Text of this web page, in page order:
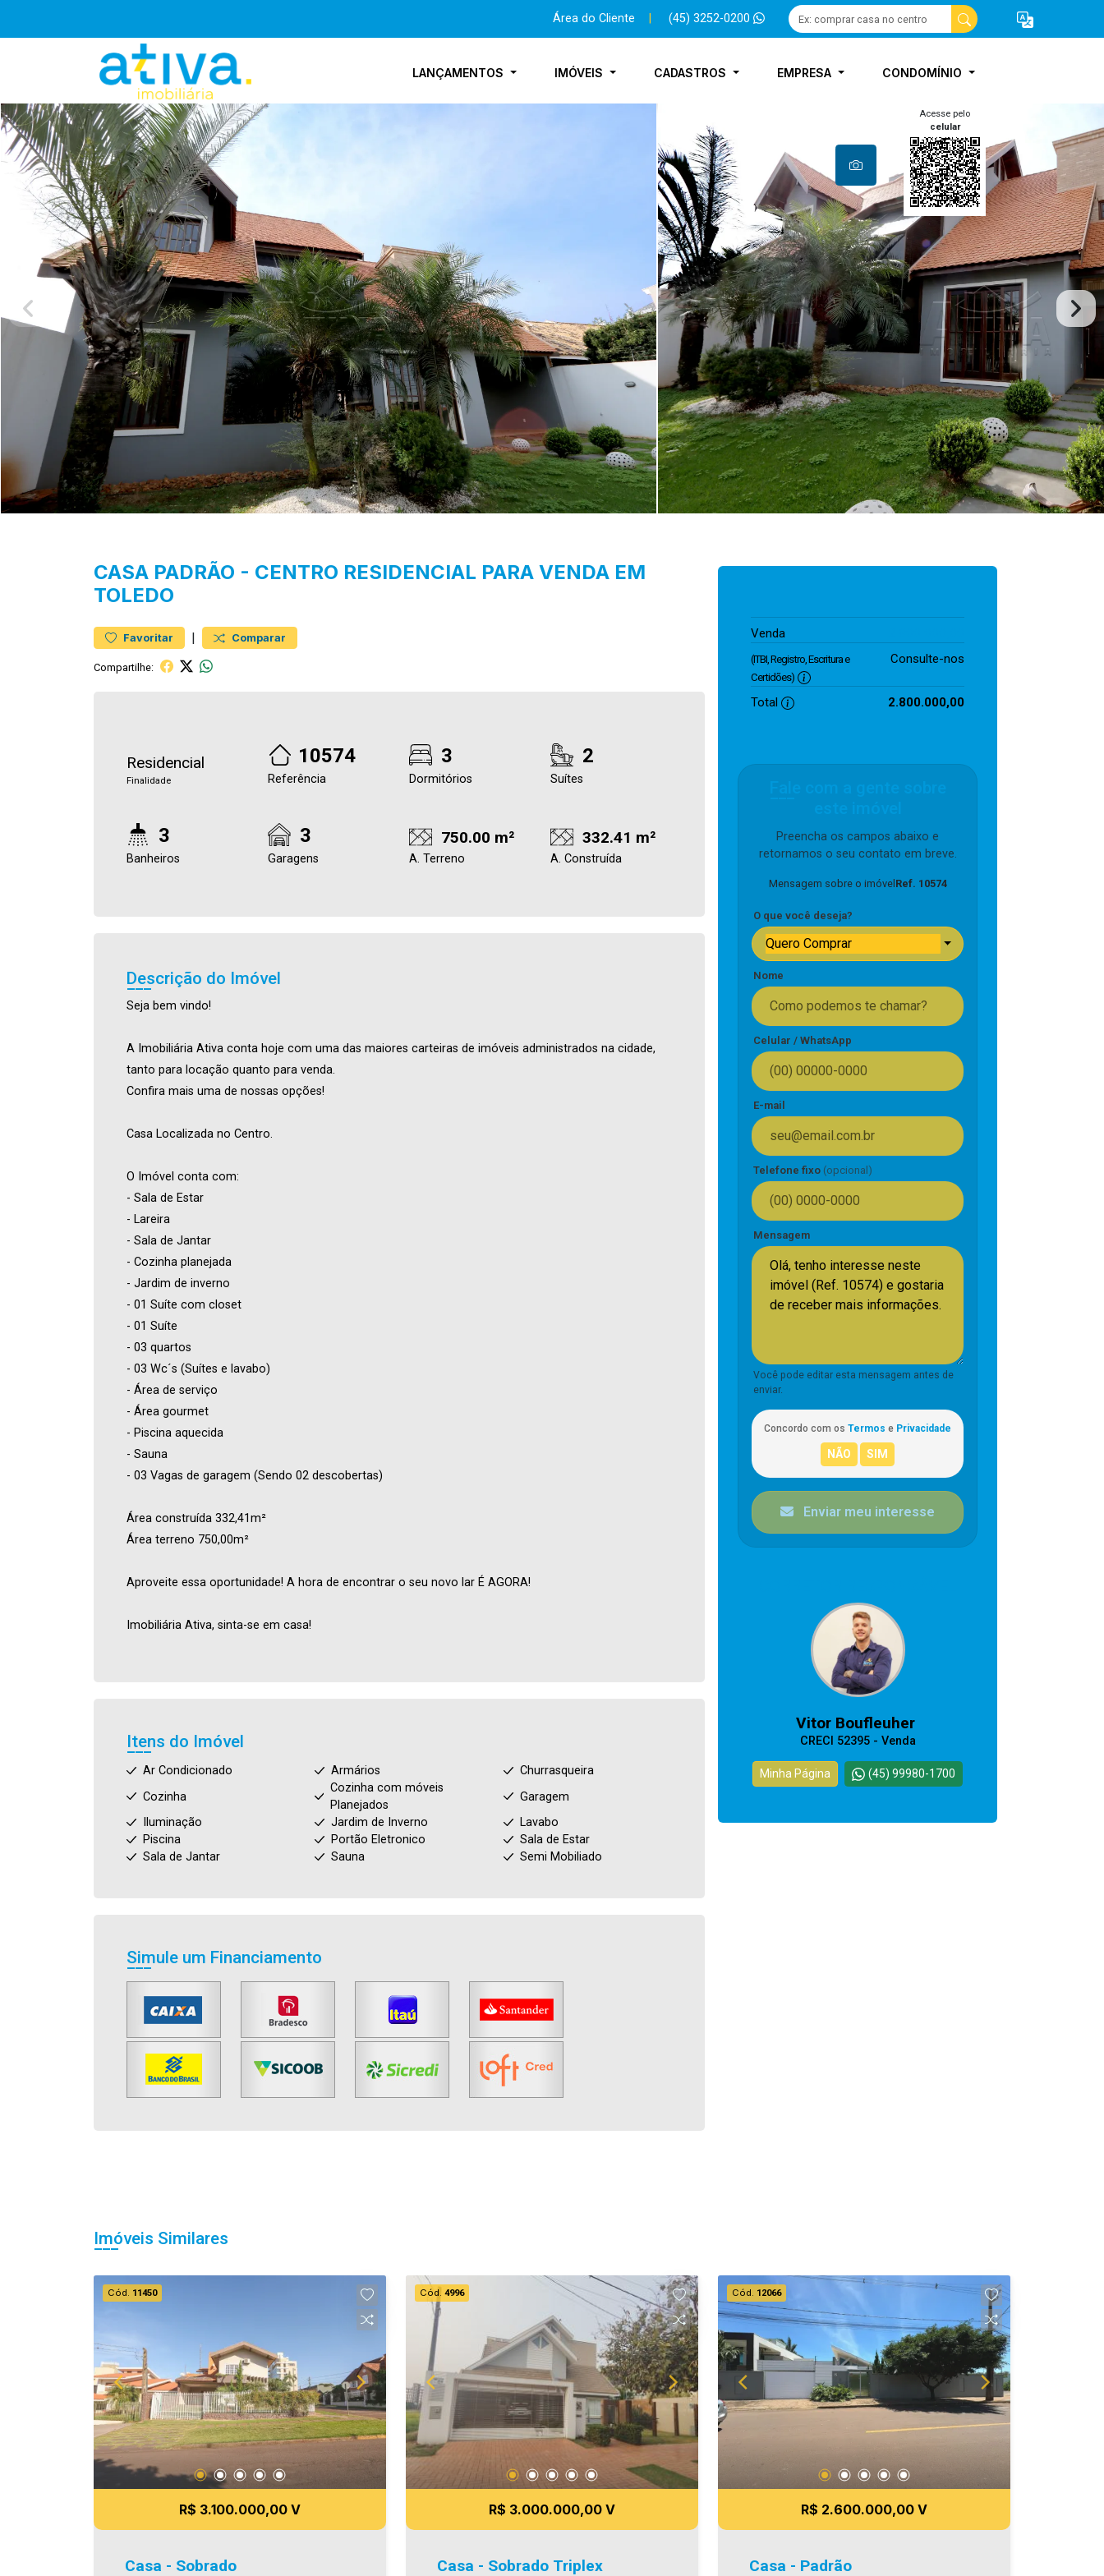
Área do Cliente (45) 3252-0200
LANÇAMENTOS IMÓVEIS CADASTROS EMPRESA CONDOMÍNIO
Acesse pelo
celular
CASA PADRÃO - CENTRO RESIDENCIAL PARA VENDA EM
TOLEDO
Favoritar | Comparar
Compartilhe:
Residencial
Finalidade
10574
Referência
3
Dormitórios
2
Suítes
3
Banheiros
3
Garagens
750.00 m²
A. Terreno
332.41 m²
A. Construída
Descrição do Imóvel
Seja bem vindo!
A Imobiliária Ativa conta hoje com uma das maiores carteiras de imóveis administrados na cidade,
tanto para locação quanto para venda.
Confira mais uma de nossas opções!
Casa Localizada no Centro.
O Imóvel conta com:
- Sala de Estar
- Lareira
- Sala de Jantar
- Cozinha planejada
- Jardim de inverno
- 01 Suíte com closet
- 01 Suíte
- 03 quartos
- 03 Wc´s (Suítes e lavabo)
- Área de serviço
- Área gourmet
- Piscina aquecida
- Sauna
- 03 Vagas de garagem (Sendo 02 descobertas)
Área construída 332,41m²
Área terreno 750,00m²
Aproveite essa oportunidade! A hora de encontrar o seu novo lar É AGORA!
Imobiliária Ativa, sinta-se em casa!
Itens do Imóvel
Ar Condicionado Armários
Churrasqueira
Cozinha
Cozinha com móveis
Planejados
Garagem
Iluminação
Jardim de Inverno
Lavabo
Piscina
Portão Eletronico
Sala de Estar
Sala de Jantar
Sauna Semi Mobiliado
Simule um Financiamento
Venda
(ITBI, Registro, Escritura e
Certidões)
Consulte-nos
Total 2.800.000,00
Preencha os campos abaixo e
retornamos o seu contato em breve.
Mensagem sobre o imóvel Ref. 10574
O que você deseja?
Quero Comprar
Nome
Celular / WhatsApp
E-mail
Telefone fixo (opcional)
Mensagem
Você pode editar esta mensagem antes de
enviar.
Concordo com os Termos e Privacidade
Enviar meu interesse
Vitor Boufleuher
CRECI 52395 - Venda
Minha Página (45) 99980-1700
Imóveis Similares
Cód. 11450
R$ 3.100.000,00 V
Casa - Sobrado
Cód. 4996
R$ 3.000.000,00 V
Casa - Sobrado Triplex
Cód. 12066
R$ 2.600.000,00 V
Casa - Padrão